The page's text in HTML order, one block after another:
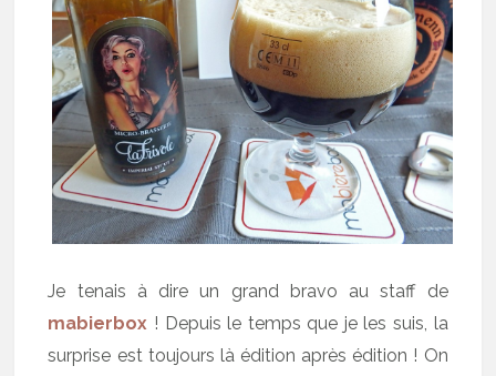
Je tenais à dire un grand bravo au staff de
mabierbox ! Depuis le temps que je les suis, la
surprise est toujours là édition après édition ! On